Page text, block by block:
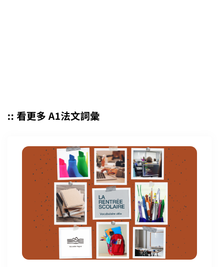
:: 看更多 A1法文詞彙